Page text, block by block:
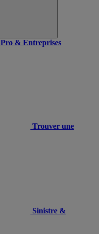
Pro & Entreprises
Trouver une
Sinistre &